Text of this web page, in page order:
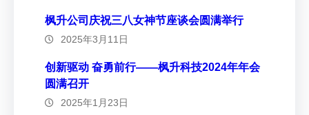
枫升公司庆祝三八女神节座谈会圆满举行
2025年3月11日
创新驱动 奋勇前行——枫升科技2024年年会
圆满召开
2025年1月23日